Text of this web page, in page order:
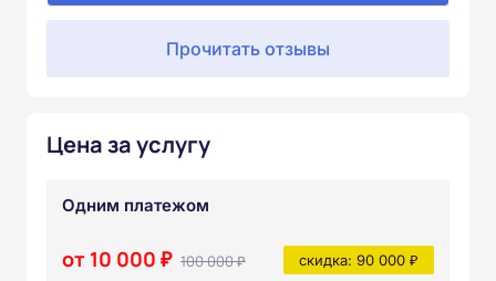
Прочитать отзывы
Цена за услугу
Одним платежом
от 10 000 ₽ 100 000 ₽ скидка: 90 000 ₽